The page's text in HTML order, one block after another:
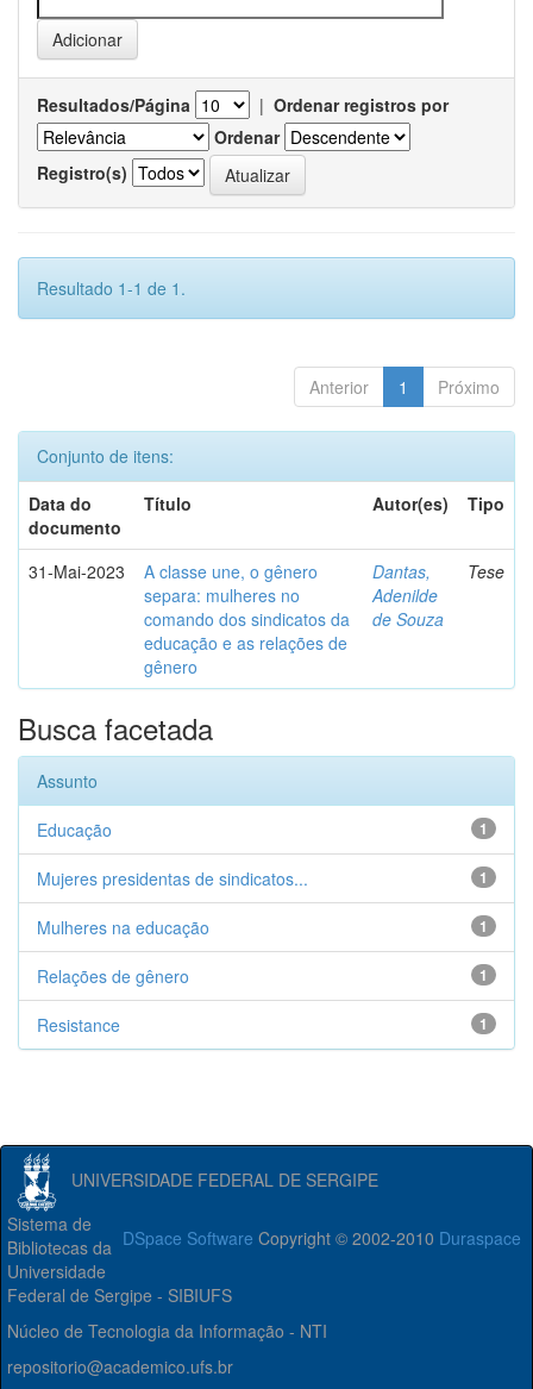
Resultados/Página | Ordenar registros por
Ordenar
Registro(s)
Resultado 1-1 de 1.
Anterior 1 Próximo
Conjunto de itens:
Data do
documento
Título Autor(es) Tipo
31-Mai-2023
A classe une, o gênero
separa: mulheres no
comando dos sindicatos da
educação e as relações de
gênero
Dantas,
Adenilde
de Souza
Tese
Busca facetada
Assunto
1
Educação
1
Mujeres presidentas de sindicatos...
1
Mulheres na educação
1
Relações de gênero
1
Resistance
UNIVERSIDADE FEDERAL DE SERGIPE
DSpace Software Copyright © 2002-2010 Duraspace
Sistema de
Bibliotecas da
Universidade
Federal de Sergipe - SIBIUFS
Núcleo de Tecnologia da Informação - NTI
repositorio@academico.ufs.br